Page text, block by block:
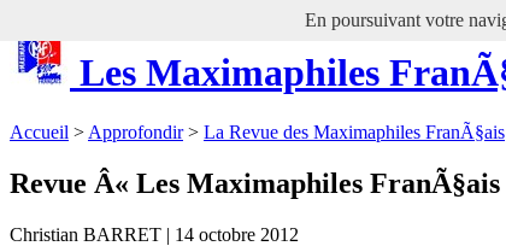
En poursuivant votre
Les Maximaphiles
Accueil > Approfondir> La Revue des Maximaphiles FranÃ§ais
Revue Â« Les Maximaphiles
Christian BARRET | 14 octobre 2012